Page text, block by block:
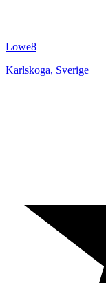
Lowe8
Karlskoga, Sverige